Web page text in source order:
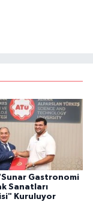
Gastronomi
Sanatları
Kuruluyor